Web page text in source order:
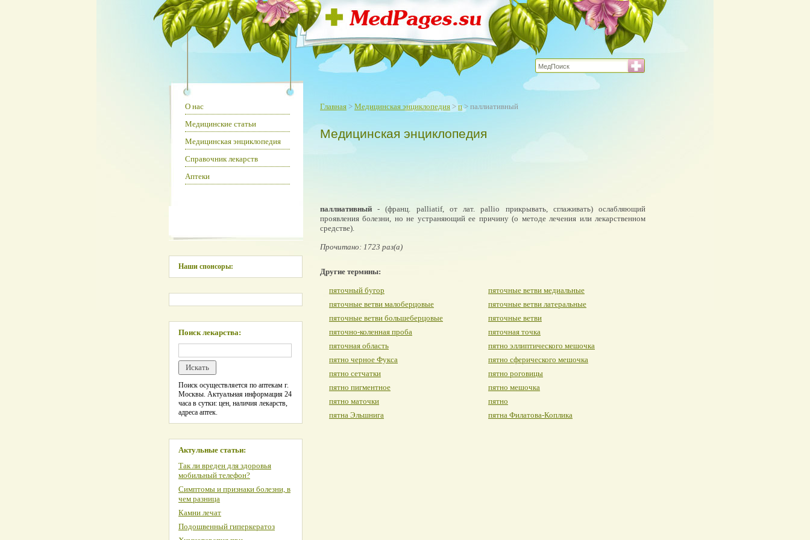
Главная > Медицинская энциклопедия > п> паллиативный
Медицинская энциклопедия
паллиативный - (франц. palliatif, от лат. pallio прикрывать, сглаживать) ослабляющий
проявления болезни, но не устраняющий ее причину (о методе лечения или лекарственном
средстве).
Прочитано: 1723 раз(а)
Другие термины:
пяточный бугор
пяточные ветви медиальные
пяточные ветви малоберцовые
пяточные ветви латеральные
пяточные ветви большеберцовые
пяточные ветви
пяточно-коленная проба
пяточная точка
пяточная область
пятно эллиптического мешочка
пятно черное Фукса
пятно сферического мешочка
пятно сетчатки
пятно роговицы
пятно пигментное
пятно мешочка
пятно маточки
пятно
пятна Эльшнига
пятна Филатова-Коплика
О нас
Медицинские статьи
Медицинская энциклопедия
Справочник лекарств
Аптеки
Наши спонсоры:
Поиск лекарства:
Поиск осуществляется по аптекам г.
Москвы. Актуальная информация 24
часа в сутки: цен, наличия лекарств,
адреса аптек.
Актульные статьи:
Так ли вреден для здоровья
мобильный телефон?
Симптомы и признаки болезни, в
чем разница
Камни лечат
Подошвенный гиперкератоз